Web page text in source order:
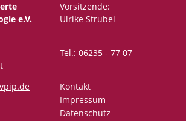
e.V.
Vorsitzende:
Ulrike Strubel
Tel.: 06235 - 77 07
Kontakt
Impressum
Datenschutz